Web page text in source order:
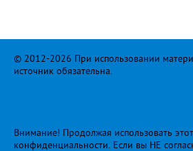
© 2012-2026 При использовании
источник обязательна.
Внимание! Продолжая использовать
конфиденциальности. Если вы НЕ